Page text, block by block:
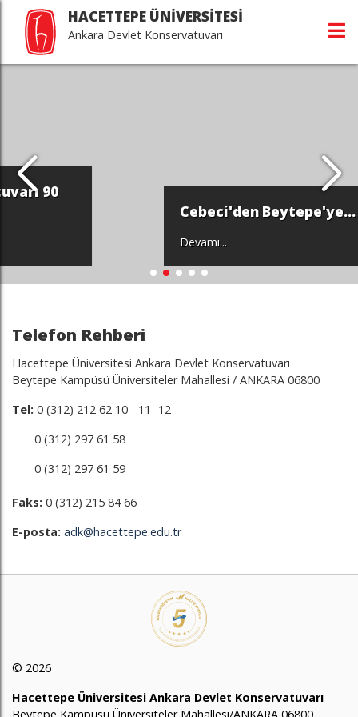
HACETTEPE ÜNİVERSİTESİ
Ankara Devlet Konservatuvarı
Cebeci'den Beytepe'ye...
Telefon Rehberi
Hacettepe Üniversitesi Ankara Devlet Konservatuvarı
Beytepe Kampüsü Üniversiteler Mahallesi / ANKARA 06800
Tel: 0 (312) 212 62 10 - 11 -12
0 (312) 297 61 58
0 (312) 297 61 59
Faks: 0 (312) 215 84 66
E-posta: adk@hacettepe.edu.tr
© 2026
Hacettepe Üniversitesi Ankara Devlet Konservatuvarı